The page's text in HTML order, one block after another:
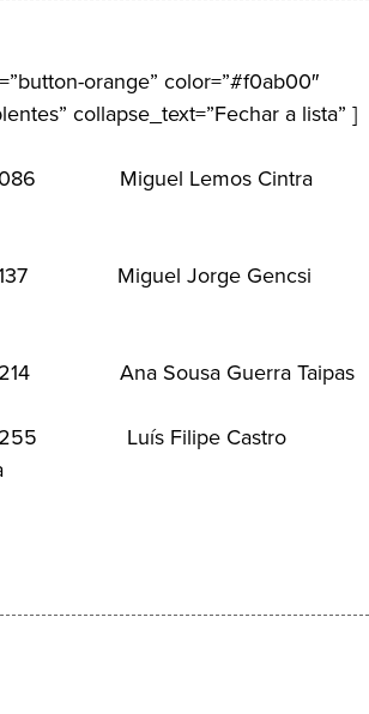
orange” color=”#f0ab00″
collapse_text=”Fechar a lista” ]
4086 Miguel Lemos Cintra
4137 Miguel Jorge Gencsi
4214 Ana Sousa Guerra Taipas
4255 Luís Filipe Castro